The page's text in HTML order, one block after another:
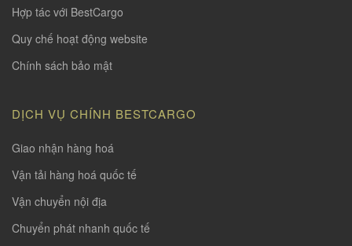
Hợp tác với BestCargo
Quy chế hoạt động website
Chính sách bảo mật
DỊCH VỤ CHÍNH BESTCARGO
Giao nhận hàng hoá
Vận tải hàng hoá quốc tế
Vận chuyển nội địa
Chuyển phát nhanh quốc tế